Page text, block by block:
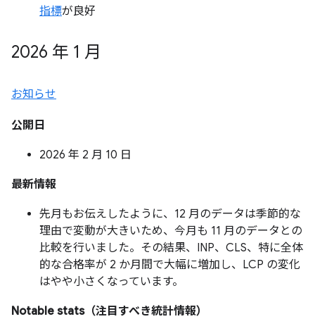
指標が良好
2026 年 1 月
お知らせ
公開日
2026 年 2 月 10 日
最新情報
先月もお伝えしたように、12 月のデータは季節的な
理由で変動が大きいため、今月も 11 月のデータとの
比較を行いました。その結果、INP、CLS、特に全体
的な合格率が 2 か月間で大幅に増加し、LCP の変化
はやや小さくなっています。
Notable stats（注目すべき統計情報）